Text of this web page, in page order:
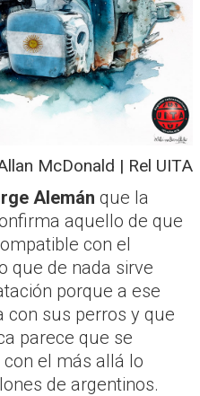
McDonald | Rel UITA
Alemán que la
aquello de que
con el
que de nada sirve
porque a ese
con sus perros y que
parece que se
el más allá lo
de argentinos.